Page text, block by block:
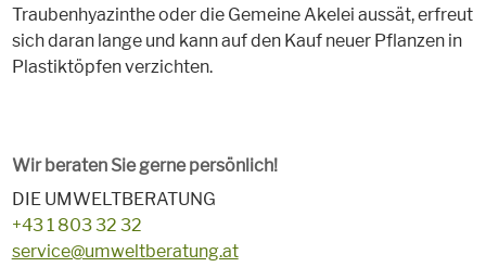
Traubenhyazinthe oder die Gemeine Akelei aussät, erfreut
sich daran lange und kann auf den Kauf neuer Pflanzen in
Plastiktöpfen verzichten.
Wir beraten Sie gerne persönlich!
DIE UMWELTBERATUNG
+43 1 803 32 32
service@umweltberatung.at